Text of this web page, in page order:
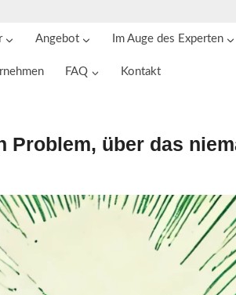
Angebot Im Auge des Experten
FAQ Kontakt
Problem, über das